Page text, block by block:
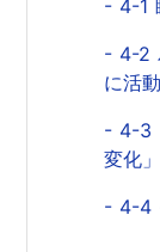
- 4-1
- 4-2
に活
- 4-3
変化
- 4-4